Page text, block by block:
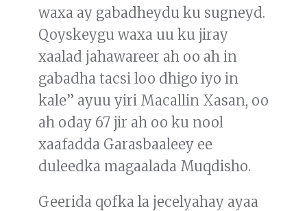
waxa ay gabadheydu ku sugneyd.
Qoyskeygu waxa uu ku jiray
xaalad jahawareer ah oo ah in
gabadha tacsi loo dhigo iyo in
kale” ayuu yiri Macallin Xasan, oo
ah oday 67 jir ah oo ku nool
xaafadda Garasbaaleey ee
duleedka magaalada Muqdisho.
Geerida qofka la jecelyahay ayaa